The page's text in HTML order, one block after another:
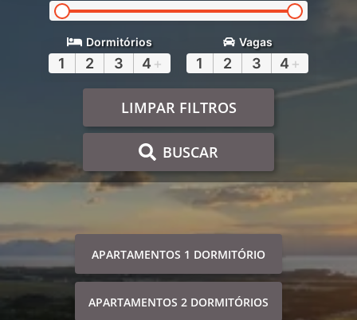
Dormitórios
1 2 3 4 +
Vagas
1 2 3 4 +
LIMPAR FILTROS
BUSCAR
APARTAMENTOS 1 DORMITÓRIO
APARTAMENTOS 2 DORMITÓRIOS